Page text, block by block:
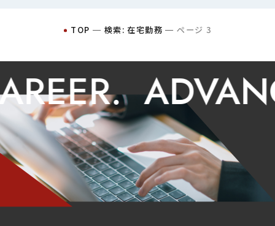
TOP ─ 検索: 在宅勤務 ─ページ 3
ADVANCE